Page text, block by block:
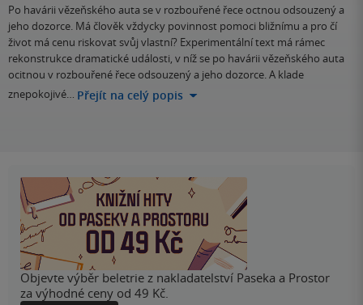
Po havárii vězeňského auta se v rozbouřené řece octnou odsouzený a
jeho dozorce. Má člověk vždycky povinnost pomoci bližnímu a pro čí
život má cenu riskovat svůj vlastní? Experimentální text má rámec
rekonstrukce dramatické události, v níž se po havárii vězeňského auta
ocitnou v rozbouřené řece odsouzený a jeho dozorce. A klade
znepokojivé… Přejít na celý popis
Objevte výběr beletrie z nakladatelství Paseka a Prostor
za výhodné ceny od 49 Kč.